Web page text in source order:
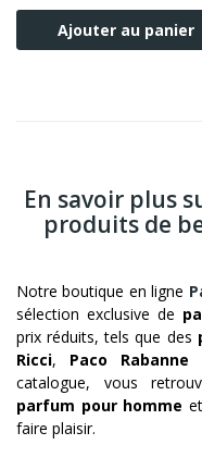
Ajouter au panier
En savoir plus
produits de
Notre boutique en ligne
sélection exclusive de
prix réduits, tels que des
Ricci, Paco Rabanne
catalogue, vous
parfum pour homme et
faire plaisir.